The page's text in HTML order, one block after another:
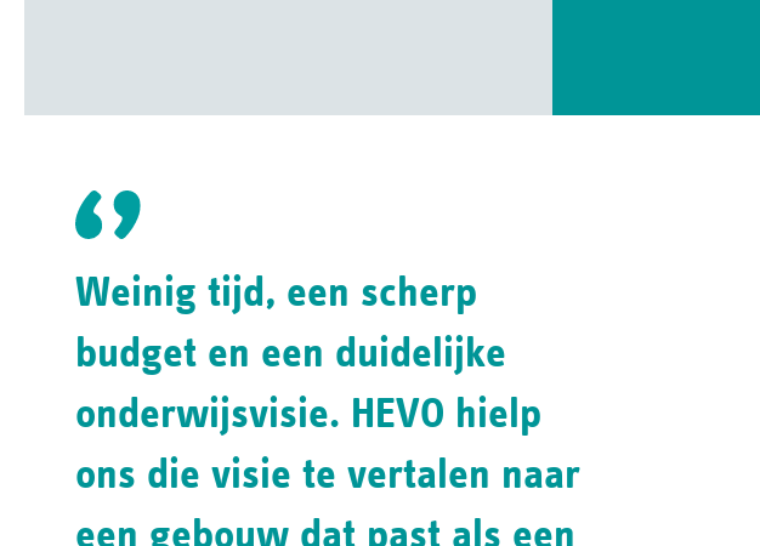
Weinig tijd, een scherp
budget en een duidelijke
onderwijsvisie. HEVO hielp
ons die visie te vertalen naar
een gebouw dat past als een